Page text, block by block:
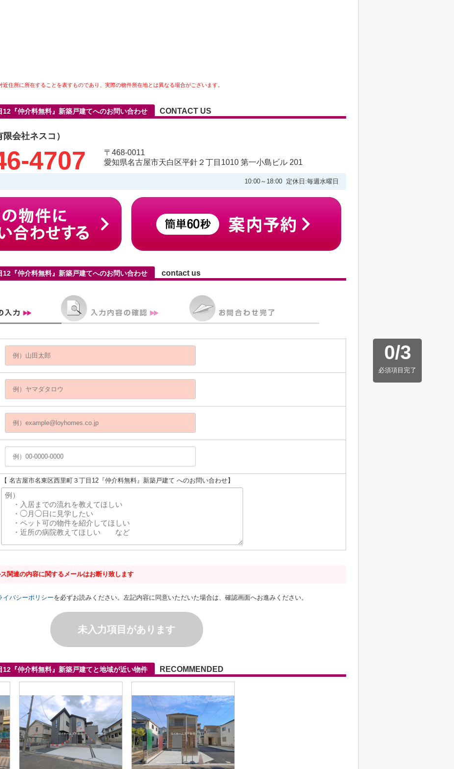
住所に所在することを表すものであり、実際の物件所在地とは異なる場合がございます。
『仲介料無料』新築戸建てへのお問い合わせ CONTACT US
会社ネスコ）
4707
〒468-0011
愛知県名古屋市天白区平針２丁目1010 第一小島ビル 201
10:00～18:00 定休日:毎週水曜日
『仲介料無料』新築戸建てへのお問い合わせ contact us
0/3
必須項目完了
【 名古屋市名東区西里町３丁目12『仲介料無料』新築戸建て へのお問い合わせ】
関連の内容に関するメールはお断り致します
イバシーポリシーを必ずお読みください。左記内容に同意いただいた場合は、確認画面へお進みください。
未入力項目があります
『仲介料無料』新築戸建てと地域が近い物件 RECOMMENDED